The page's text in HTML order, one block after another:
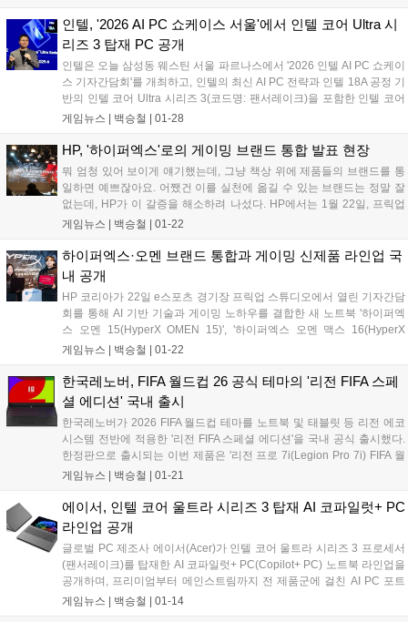
KJP는 코지마 프로덕션 디자인을 담은 한정판 스페셜 에디션으로 전설
적인 아티스트 신카와 요지의 컨셉 아트 기반 디자인 요소를 제품 디테
일에 적용해 협업 아이덴티티를 강화했다. 또한 전용 케이스와 커스텀
패키징, 맞춤형 전원 어댑터, Armoury Crate 전용 테마 등 스페셜 에디션
만의 구성을 제공해 소장 가치를 높였다....
인텔, '2026 AI PC 쇼케이스 서울'에서 인텔 코어 Ultra 시
리즈 3 탑재 PC 공개
인텔은 오늘 삼성동 웨스틴 서울 파르나스에서 '2026 인텔 AI PC 쇼케이
스 기자간담회'를 개최하고, 인텔의 최신 AI PC 전략과 인텔 18A 공정 기
반의 인텔 코어 Ultra 시리즈 3(코드명: 팬서레이크)을 포함한 인텔 코어
Ultra 시리즈 프로세서를 탑재한 최신 AI PC 제품들을 한자리에서 소개
문 총괄은 인텔 18A 공정 기반 첫 플래그십 제품인 인텔 코어 Ultra 시리
는 애플리케이션 범용성을 제공한다고 강조했다....
게임뉴스 | 백승철 | 01-28
HP, '하이퍼엑스'로의 게이밍 브랜드 통합 발표 현장
뭐 엄청 있어 보이게 얘기했는데, 그냥 책상 위에 제품들의 브랜드를 통
일하면 예쁘잖아요. 어쨌건 이를 실천에 옮길 수 있는 브랜드는 정말 잘
없는데, HP가 이 갈증을 해소하려 나섰다. HP에서는 1월 22일, 프릭업
스튜디오에서 개최한 기자 간담회를 통해 자사의 게이밍 브랜드 통합과
게임뉴스 | 백승철 | 01-22
하이퍼엑스·오멘 브랜드 통합과 게이밍 신제품 라인업 국
내 공개
HP 코리아가 22일 e스포츠 경기장 프릭업 스튜디오에서 열린 기자간담
회를 통해 AI 기반 기술과 게이밍 노하우를 결합한 새 노트북 '하이퍼엑
스 오멘 15(HyperX OMEN 15)', '하이퍼엑스 오멘 맥스 16(HyperX
OMEN MAX 16)'과 '하이퍼엑스 오멘 맥스 45L(HyperX OMEN MAX
했다....
게임뉴스 | 백승철 | 01-22
한국레노버, FIFA 월드컵 26 공식 테마의 '리전 FIFA 스페
셜 에디션' 국내 출시
한국레노버가 2026 FIFA 월드컵 테마를 노트북 및 태블릿 등 리전 에코
시스템 전반에 적용한 '리전 FIFA 스페셜 에디션'을 국내 공식 출시했다.
한정판으로 출시되는 이번 제품은 '리전 프로 7i(Legion Pro 7i) FIFA 월
드컵 26 에디션'과 '리전탭(Legion Tab) 3세대 FIFA 월드컵 26 에디션'으
게이머와 축구 팬 모두에게 차별화된 경험과 감성을 제공한다....
게임뉴스 | 백승철 | 01-21
에이서, 인텔 코어 울트라 시리즈 3 탑재 AI 코파일럿+ PC
라인업 공개
글로벌 PC 제조사 에이서(Acer)가 인텔 코어 울트라 시리즈 3 프로세서
(팬서레이크)를 탑재한 AI 코파일럿+ PC(Copilot+ PC) 노트북 라인업을
공개하며, 프리미엄부터 메인스트림까지 전 제품군에 걸친 AI PC 포트
폴리오를 대폭 확장했다. 이번에 공개된 라인업은 프리미엄 AI 노트북
게임뉴스 | 백승철 | 01-14